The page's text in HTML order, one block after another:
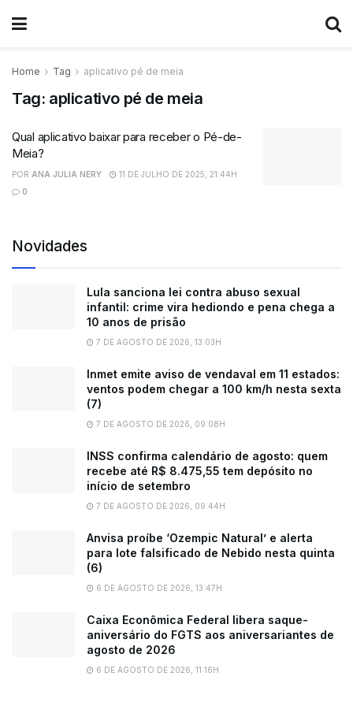
Home Tag aplicativo pé de meia
Tag: aplicativo pé de meia
Qual aplicativo baixar para receber o Pé-de-
Meia?
POR ANA JULIA NERY
11 DE JULHO DE 2025, 21:44H
0
Novidades
Lula sanciona lei contra abuso sexual
infantil: crime vira hediondo e pena chega a
10 anos de prisão
7 DE AGOSTO DE 2026, 13:03H
Inmet emite aviso de vendaval em 11 estados:
ventos podem chegar a 100 km/h nesta sexta
(7)
7 DE AGOSTO DE 2026, 09:08H
INSS confirma calendário de agosto: quem
recebe até R$ 8.475,55 tem depósito no
início de setembro
7 DE AGOSTO DE 2026, 09:44H
Anvisa proíbe ‘Ozempic Natural’ e alerta
para lote falsificado de Nebido nesta quinta
(6)
6 DE AGOSTO DE 2026, 13:47H
Caixa Econômica Federal libera saque-
aniversário do FGTS aos aniversariantes de
agosto de 2026
6 DE AGOSTO DE 2026, 11:16H